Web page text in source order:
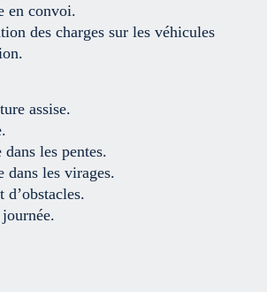
en convoi.
des charges sur les véhicules
assise.
les pentes.
dans les virages.
d’obstacles.